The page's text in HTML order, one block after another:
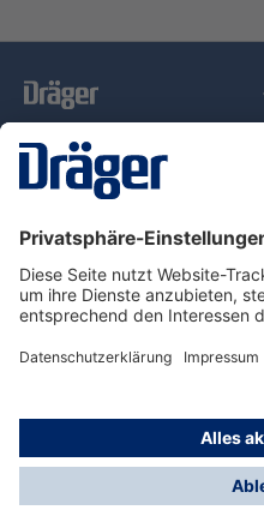
Dräger Austria GmbH
Über Dräger
Informationen
© Dräger Austria GmbH,
* Alle Preise exkl. gesetzl.
Versandkosten und ggf.